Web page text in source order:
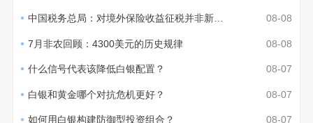
08-08
中国税务总局：对境外保险收益征税并非新政策
08-08
7月非农回顾：4300美元的历史规律
08-07
什么信号代表该降低白银配置？
08-07
白银和黄金哪个对抗危机更好？
08-07
如何用白银构建防御型投资组合？